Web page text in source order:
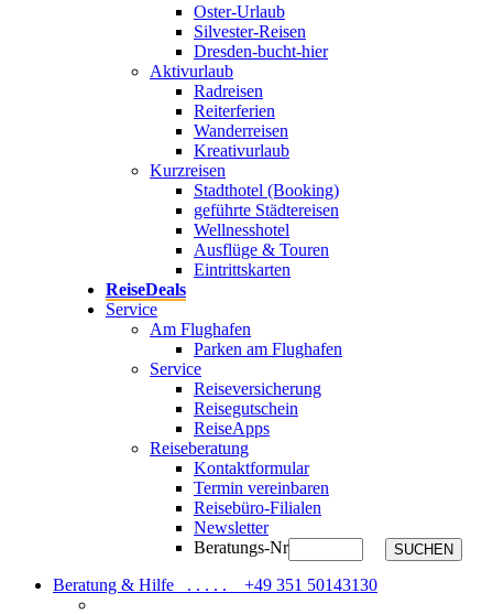
Oster-Urlaub
Silvester-Reisen
Dresden-bucht-hier
Aktivurlaub
Radreisen
Reiterferien
Wanderreisen
Kreativurlaub
Kurzreisen
Stadthotel (Booking)
geführte Städtereisen
Wellnesshotel
Ausflüge & Touren
Eintrittskarten
ReiseDeals
Service
Am Flughafen
Parken am Flughafen
Service
Reiseversicherung
Reisegutschein
ReiseApps
Reiseberatung
Kontaktformular
Termin vereinbaren
Reisebüro-Filialen
Newsletter
Beratungs-Nr
SUCHEN
Beratung & Hilfe . . . . . +49 351 50143130